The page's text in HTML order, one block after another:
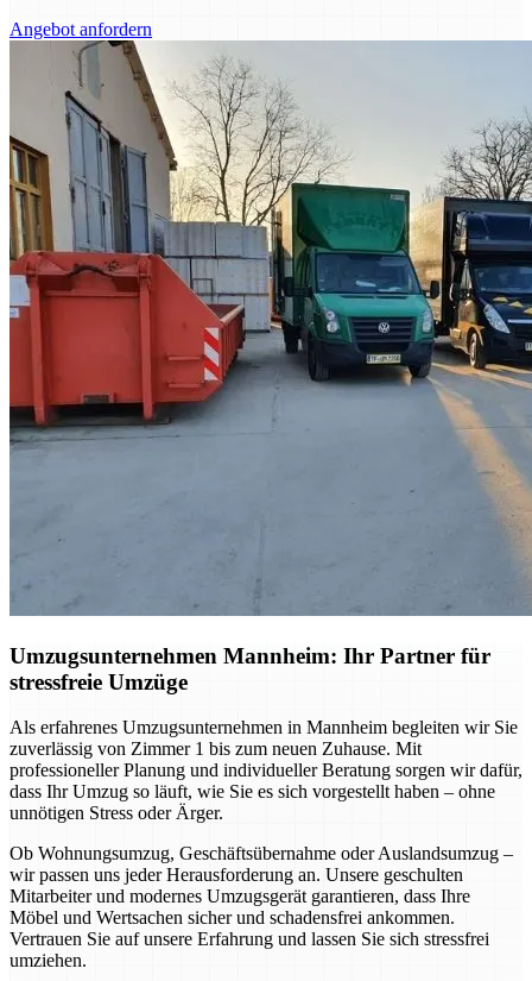
Angebot anfordern
Umzugsunternehmen Mannheim: Ihr Partner für
stressfreie Umzüge
Als erfahrenes Umzugsunternehmen in Mannheim begleiten wir Sie
zuverlässig von Zimmer 1 bis zum neuen Zuhause. Mit
professioneller Planung und individueller Beratung sorgen wir dafür,
dass Ihr Umzug so läuft, wie Sie es sich vorgestellt haben – ohne
unnötigen Stress oder Ärger.
Ob Wohnungsumzug, Geschäftsübernahme oder Auslandsumzug –
wir passen uns jeder Herausforderung an. Unsere geschulten
Mitarbeiter und modernes Umzugsgerät garantieren, dass Ihre
Möbel und Wertsachen sicher und schadensfrei ankommen.
Vertrauen Sie auf unsere Erfahrung und lassen Sie sich stressfrei
umziehen.